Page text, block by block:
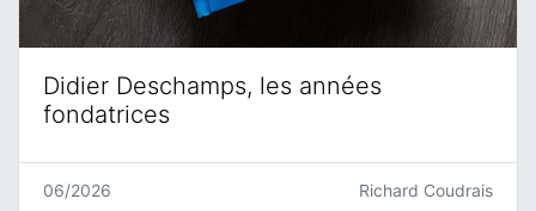
Didier Deschamps, les années
fondatrices
06/2026 Richard Coudrais